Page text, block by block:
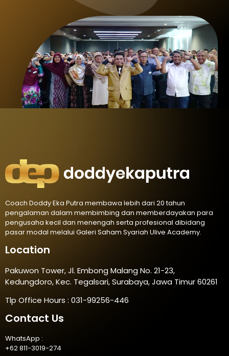
Coach Doddy Eka Putra membawa lebih dari 20 tahun
pengalaman dalam membimbing dan memberdayakan para
pengusaha kecil dan menengah serta profesional dibidang
pasar modal melalui Galeri Saham Syariah Ulive Academy.
Location
Pakuwon Tower, Jl. Embong Malang No. 21-23,
Kedungdoro, Kec. Tegalsari, Surabaya, Jawa Timur 60261
Tlp Office Hours : 031-99256-446
Contact Us
WhatsApp :
+62 811-3019-274